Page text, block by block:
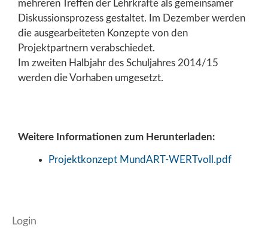
mehreren Treffen der Lehrkräfte als gemeinsamer
Diskussionsprozess gestaltet. Im Dezember werden
die ausgearbeiteten Konzepte von den
Projektpartnern verabschiedet.
Im zweiten Halbjahr des Schuljahres 2014/15
werden die Vorhaben umgesetzt.
Weitere Informationen zum Herunterladen:
Projektkonzept MundART-WERTvoll.pdf
Login